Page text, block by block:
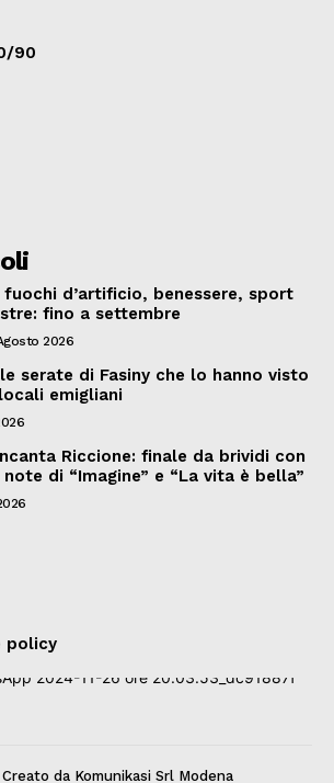
90
d’artificio, benessere, sport
fino a settembre
2026
serate di Fasiny che lo hanno visto
emigliani
Riccione: finale da brividi con
di “Imagine” e “La vita è bella”
policy
da Komunikasi Srl Modena